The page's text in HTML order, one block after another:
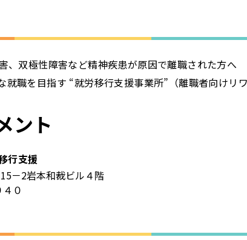
、双極性障害など精神疾患が原因で離職された方へ
就職を目指す “就労移行支援事業所”（離職者向けリワ
ント
行支援
－2岩本和裁ビル４階
０